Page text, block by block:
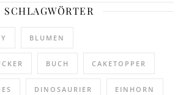
SCHLAGWÖRTER
BLUMEN
BUCH CAKETOPPER
DINOSAURIER EINHORN